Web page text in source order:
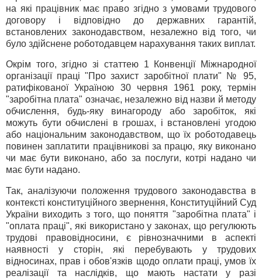
на які працівник має право згідно з умовами трудового
договору і відповідно до державних гарантій,
встановлених законодавством, незалежно від того, чи
було здійснене роботодавцем нарахування таких виплат.
Окрім того, згідно зі статтею 1 Конвенції Міжнародної
організації праці "Про захист заробітної плати" № 95,
ратифікованої Україною 30 червня 1961 року, термін
"заробітна плата" означає, незалежно від назви й методу
обчислення, будь-яку винагороду або заробіток, які
можуть бути обчислені в грошах, і встановлені угодою
або національним законодавством, що їх роботодавець
повинен заплатити працівникові за працю, яку виконано
чи має бути виконано, або за послуги, котрі надано чи
має бути надано.
Так, аналізуючи положення трудового законодавства в
контексті конституційного звернення, Конституційний Суд
України виходить з того, що поняття "заробітна плата" і
"оплата праці", які використано у законах, що регулюють
трудові правовідносини, є рівнозначними в аспекті
наявності у сторін, які перебувають у трудових
відносинах, прав і обов'язків щодо оплати праці, умов їх
реалізації та наслідків, що мають настати у разі